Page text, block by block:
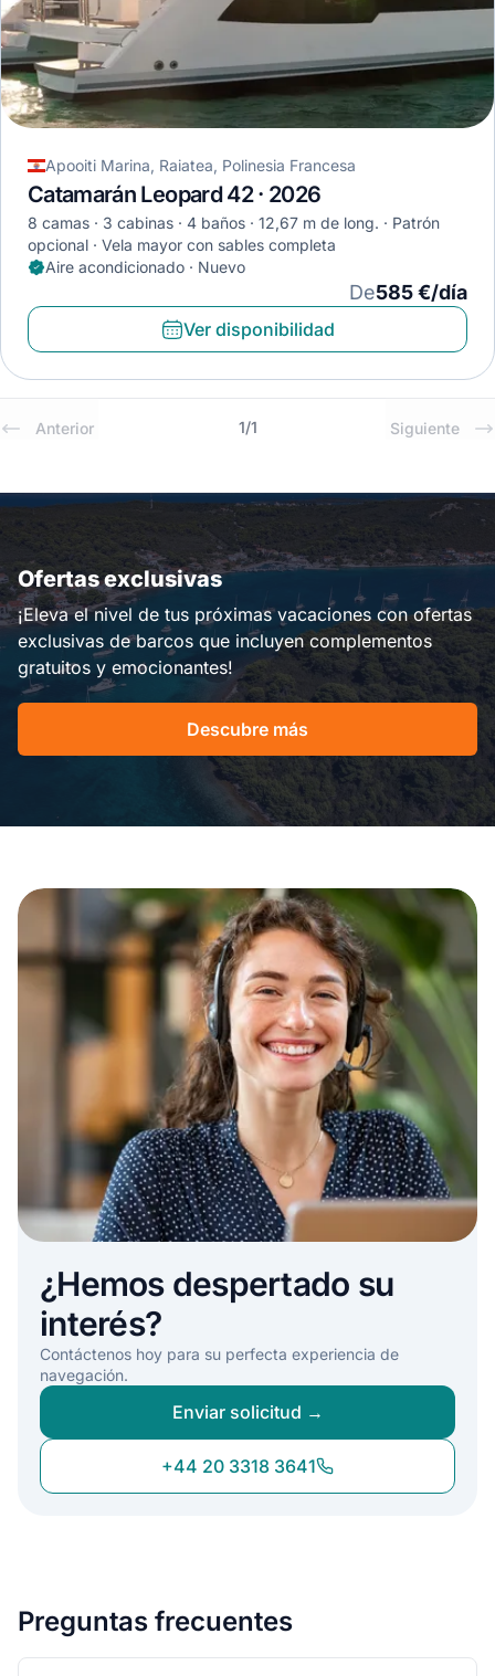
Apooiti Marina, Raiatea, Polinesia Francesa
Catamarán Leopard 42 · 2026
8 camas 3 cabinas 4 baños 12,67 m de long.
Patrón
opcional
Vela mayor con sables completa
Aire acondicionado · Nuevo
De585 €/día
Ver disponibilidad
Anterior 1/1 Siguiente
Ofertas exclusivas
¡Eleva el nivel de tus próximas vacaciones con ofertas
exclusivas de barcos que incluyen complementos
gratuitos y emocionantes!
Descubre más
¿Hemos despertado su
interés?
Contáctenos hoy para su perfecta experiencia de
navegación.
Enviar solicitud →
+44 20 3318 3641
Preguntas frecuentes